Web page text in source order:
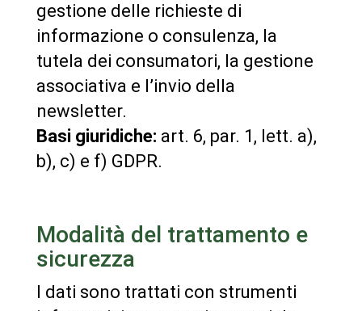
gestione delle richieste di
informazione o consulenza, la
tutela dei consumatori, la gestione
associativa e l’invio della
newsletter.
Basi giuridiche: art. 6, par. 1, lett. a),
b), c) e f) GDPR.
Modalità del trattamento e
sicurezza
I dati sono trattati con strumenti